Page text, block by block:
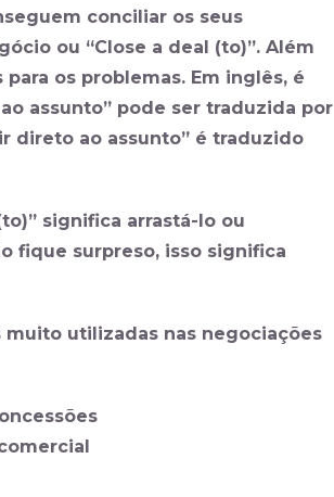
conciliar os seus
ou “Close a deal (to)”. Além
os problemas. Em inglês, é
assunto” pode ser traduzida por
direto ao assunto” é traduzido
significa arrastá-lo ou
fique surpreso, isso significa
muito utilizadas nas negociações